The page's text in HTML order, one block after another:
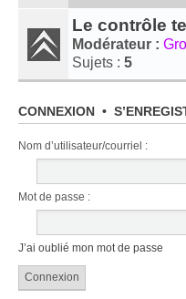
Le contrôle
Modérateur :
Sujets : 5
CONNEXION •
Nom d’utilisateur/​courriel :
Mot de passe :
J’ai oublié mon mot de passe